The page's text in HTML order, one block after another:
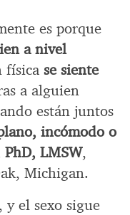
es porque
a nivel
física se siente
a alguien
están juntos
incómodo o
LMSW,
Michigan.
y el sexo sigue